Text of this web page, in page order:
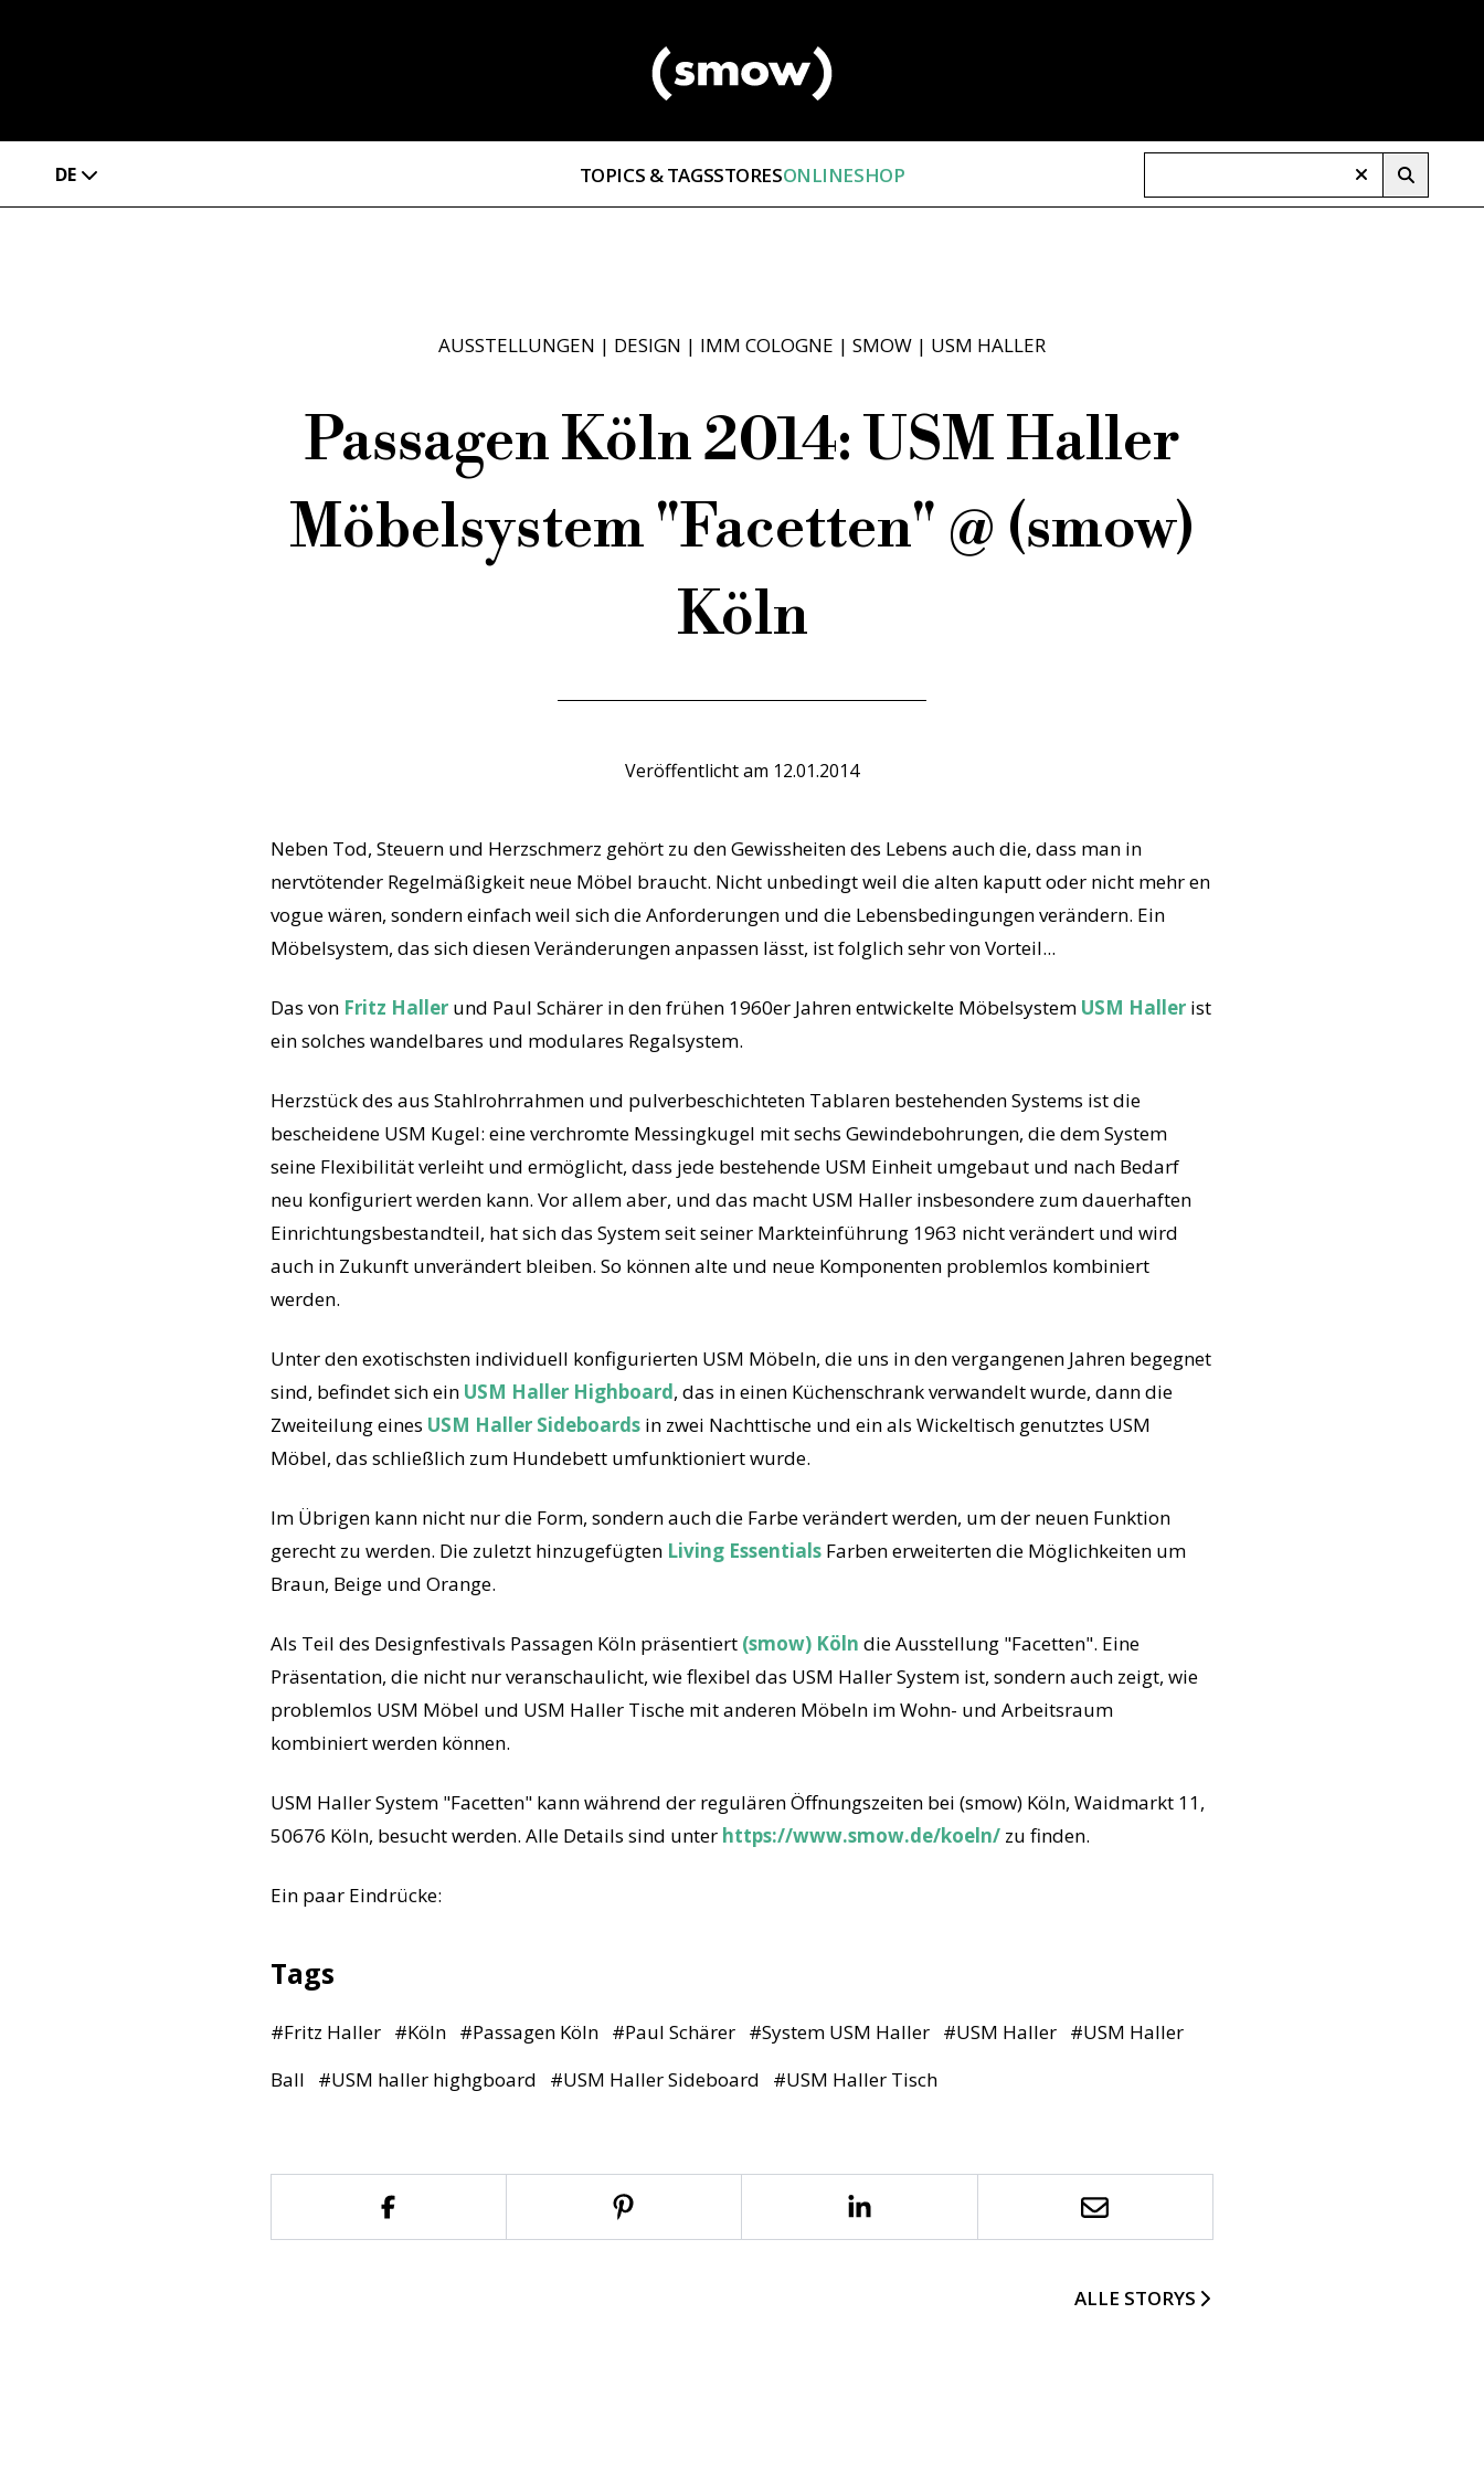
DE TOPICS & TAGSSTORESONLINESHOP
AUSSTELLUNGEN | DESIGN | IMM COLOGNE | SMOW | USM HALLER
Passagen Köln 2014: USM Haller
Möbelsystem "Facetten" @ (smow)
Köln
Veröffentlicht am 12.01.2014
Neben Tod, Steuern und Herzschmerz gehört zu den Gewissheiten des Lebens auch die, dass man in
nervtötender Regelmäßigkeit neue Möbel braucht. Nicht unbedingt weil die alten kaputt oder nicht mehr en
vogue wären, sondern einfach weil sich die Anforderungen und die Lebensbedingungen verändern. Ein
Möbelsystem, das sich diesen Veränderungen anpassen lässt, ist folglich sehr von Vorteil...
Das von Fritz Haller und Paul Schärer in den frühen 1960er Jahren entwickelte Möbelsystem USM Haller ist
ein solches wandelbares und modulares Regalsystem.
Herzstück des aus Stahlrohrrahmen und pulverbeschichteten Tablaren bestehenden Systems ist die
bescheidene USM Kugel: eine verchromte Messingkugel mit sechs Gewindebohrungen, die dem System
seine Flexibilität verleiht und ermöglicht, dass jede bestehende USM Einheit umgebaut und nach Bedarf
neu konfiguriert werden kann. Vor allem aber, und das macht USM Haller insbesondere zum dauerhaften
Einrichtungsbestandteil, hat sich das System seit seiner Markteinführung 1963 nicht verändert und wird
auch in Zukunft unverändert bleiben. So können alte und neue Komponenten problemlos kombiniert
werden.
Unter den exotischsten individuell konfigurierten USM Möbeln, die uns in den vergangenen Jahren begegnet
sind, befindet sich ein USM Haller Highboard, das in einen Küchenschrank verwandelt wurde, dann die
Zweiteilung eines USM Haller Sideboards in zwei Nachttische und ein als Wickeltisch genutztes USM
Möbel, das schließlich zum Hundebett umfunktioniert wurde.
Im Übrigen kann nicht nur die Form, sondern auch die Farbe verändert werden, um der neuen Funktion
gerecht zu werden. Die zuletzt hinzugefügten Living Essentials Farben erweiterten die Möglichkeiten um
Braun, Beige und Orange.
Als Teil des Designfestivals Passagen Köln präsentiert (smow) Köln die Ausstellung "Facetten". Eine
Präsentation, die nicht nur veranschaulicht, wie flexibel das USM Haller System ist, sondern auch zeigt, wie
problemlos USM Möbel und USM Haller Tische mit anderen Möbeln im Wohn- und Arbeitsraum
kombiniert werden können.
USM Haller System "Facetten" kann während der regulären Öffnungszeiten bei (smow) Köln, Waidmarkt 11,
50676 Köln, besucht werden. Alle Details sind unter https://www.smow.de/koeln/ zu finden.
Ein paar Eindrücke:
Tags
#Fritz Haller #Köln #Passagen Köln #Paul Schärer #System USM Haller #USM Haller #USM Haller
Ball
#USM haller highgboard #USM Haller Sideboard #USM Haller Tisch
ALLE STORYS